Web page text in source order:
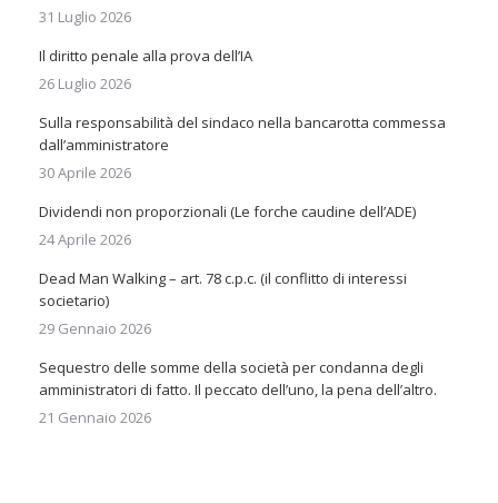
31 Luglio 2026
Il diritto penale alla prova dell’IA
26 Luglio 2026
Sulla responsabilità del sindaco nella bancarotta commessa
dall’amministratore
30 Aprile 2026
Dividendi non proporzionali (Le forche caudine dell’ADE)
24 Aprile 2026
Dead Man Walking – art. 78 c.p.c. (il conflitto di interessi
societario)
29 Gennaio 2026
Sequestro delle somme della società per condanna degli
amministratori di fatto. Il peccato dell’uno, la pena dell’altro.
21 Gennaio 2026